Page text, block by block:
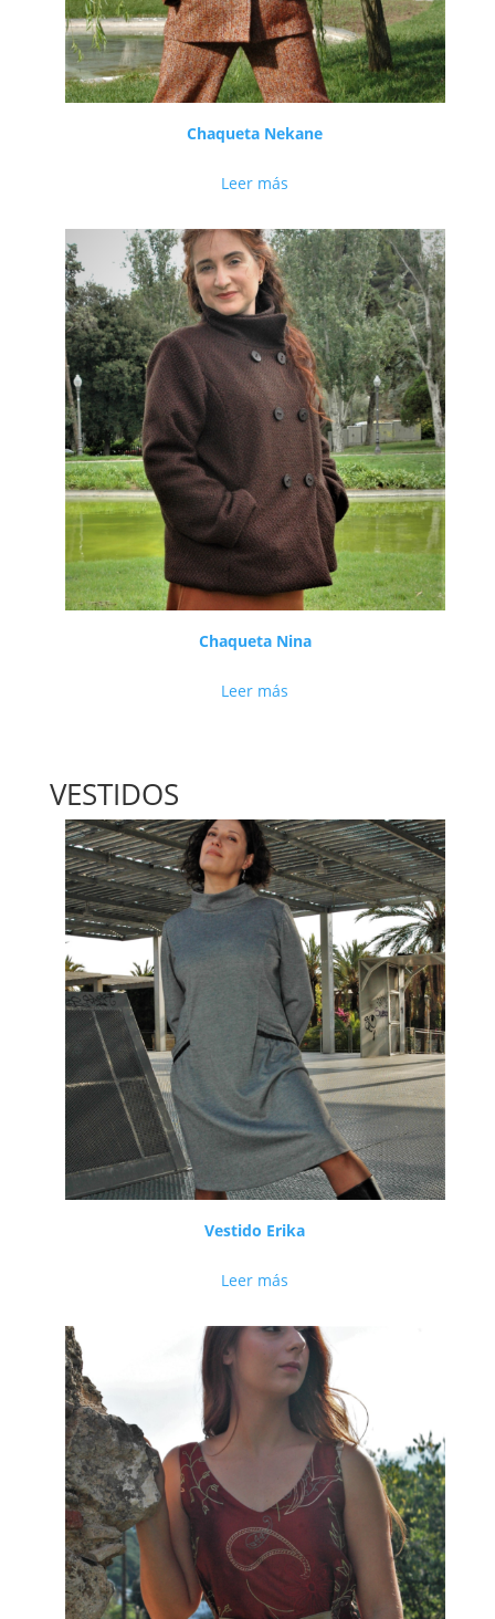
Chaqueta Nekane
Leer más
Chaqueta Nina
Leer más
VESTIDOS
Vestido Erika
Leer más